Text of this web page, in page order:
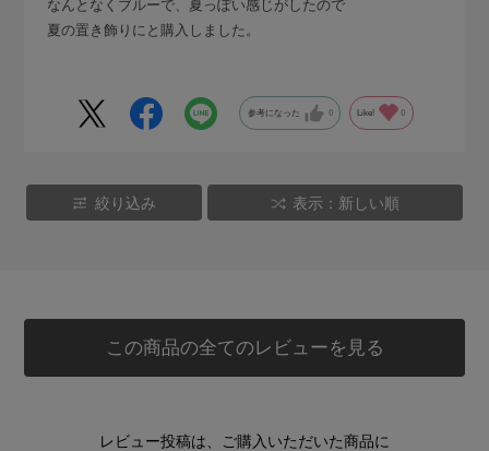
なんとなくブルーで、夏っぽい感じがしたので
夏の置き飾りにと購入しました。
参考になった 0 Like! 0
絞り込み 表示：新しい順
この商品の全てのレビューを見る
レビュー投稿は、ご購入いただいた商品に